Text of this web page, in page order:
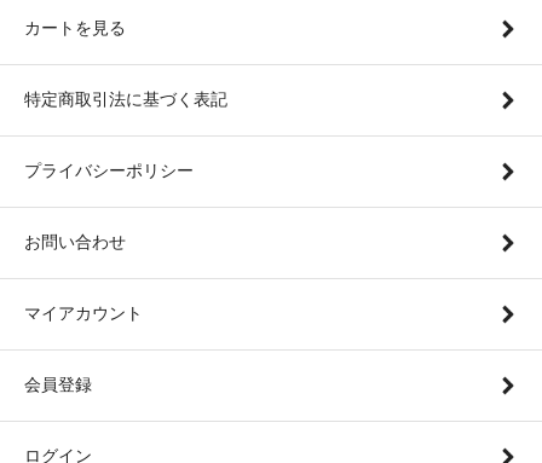
カートを見る
特定商取引法に基づく表記
プライバシーポリシー
お問い合わせ
マイアカウント
会員登録
ログイン